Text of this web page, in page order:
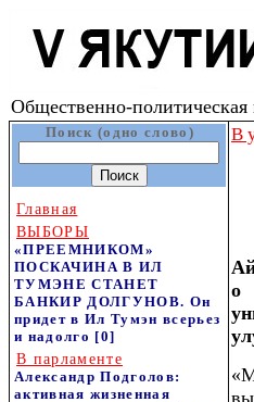
Общественно-
Поиск (одно слово)
Главная
ВЫБОРЫ
«ПРЕЕМНИКОМ»
ПОСКАЧИНА В ИЛ
ТУМЭНЕ СТАНЕТ
БАНКИР ДОЛГУНОВ. Он
придет в Ил Тумэн всерьез
и надолго [0]
В парламенте
Александр Подголов:
активная жизненная
В
о